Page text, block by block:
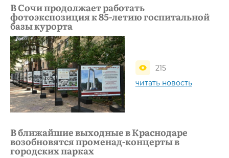
В Сочи продолжает работать
фотоэкспозиция к 85-летию госпитальной
базы курорта
215
читать новость
В ближайшие выходные в Краснодаре
возобновятся променад-концерты в
городских парках